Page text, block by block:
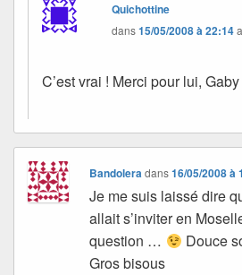
Quichottine
dans15/05/2008 à 22:14
C’est vrai ! Merci pour lui, Gaby
Bandoleradans16/05/2008 à
Je me suis laissé dire
allait s’inviter en
question …
Douce
Gros bisous